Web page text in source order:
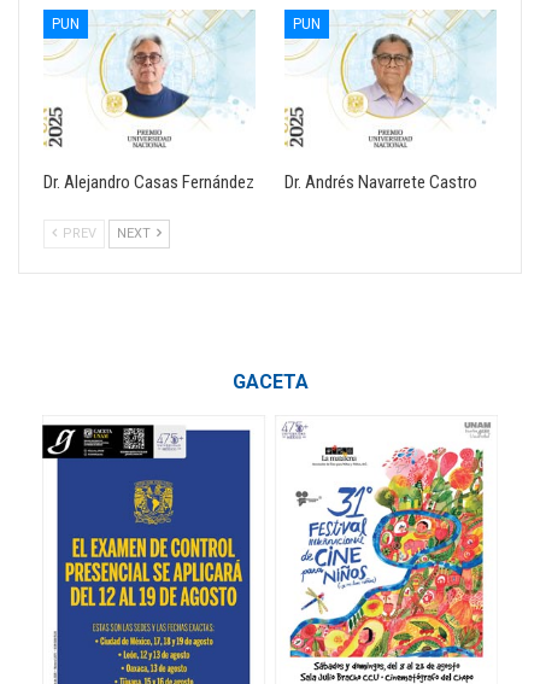
PUN
Dr. Alejandro Casas Fernández
PUN
Dr. Andrés Navarrete Castro
PREV NEXT
GACETA